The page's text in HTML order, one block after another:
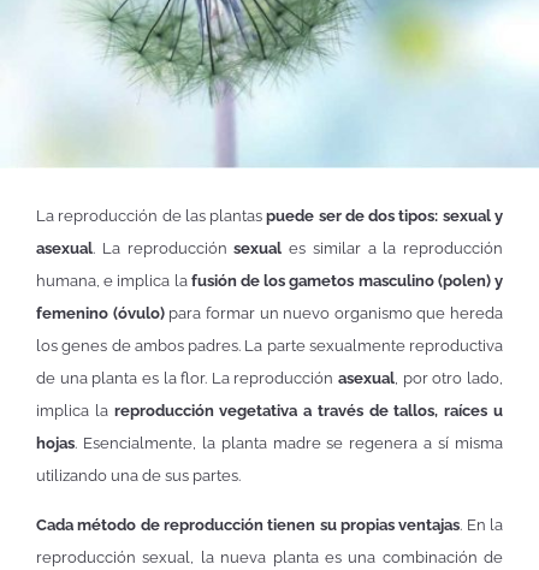
La reproducción de las plantaspuede ser de dos tipos: sexual y
asexual. La reproducciónsexual es similar a la reproducción
humana, e implica la fusión de los gametos masculino (polen) y
femenino (óvulo) para formar un nuevo organismo que hereda
los genes de ambos padres. La parte sexualmente reproductiva
de una planta es la flor. La reproducciónasexual , por otro lado,
implica la reproducción vegetativa a través de tallos, raíces u
hojas. Esencialmente, la planta madre se regenera a sí misma
utilizando una de sus partes.
Cada método de reproducción tienen su propias ventajas. En la
reproducción sexual, la nueva planta es una combinación de